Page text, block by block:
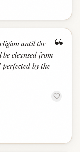
“
until the
cleansed from
by the